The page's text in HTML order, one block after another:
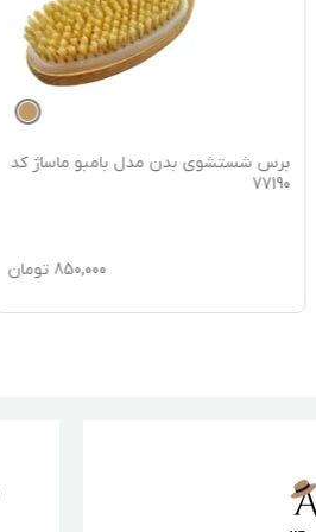
برس شستشوی بدن مدل بامبو ماساژ کد
77190
850,000 تومان